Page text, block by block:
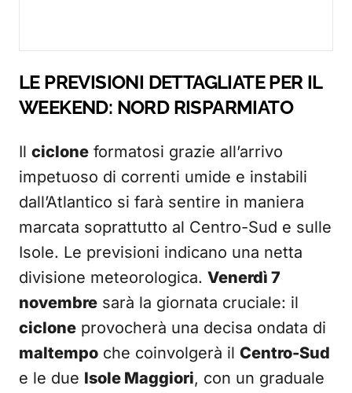
LE PREVISIONI DETTAGLIATE PER IL
WEEKEND: NORD RISPARMIATO
Il ciclone formatosi grazie all’arrivo
impetuoso di correnti umide e instabili
dall’Atlantico si farà sentire in maniera
marcata soprattutto al Centro-Sud e sulle
Isole. Le previsioni indicano una netta
divisione meteorologica. Venerdì 7
novembre sarà la giornata cruciale: il
ciclone provocherà una decisa ondata di
maltempo che coinvolgerà il Centro-Sud
e le due Isole Maggiori, con un graduale